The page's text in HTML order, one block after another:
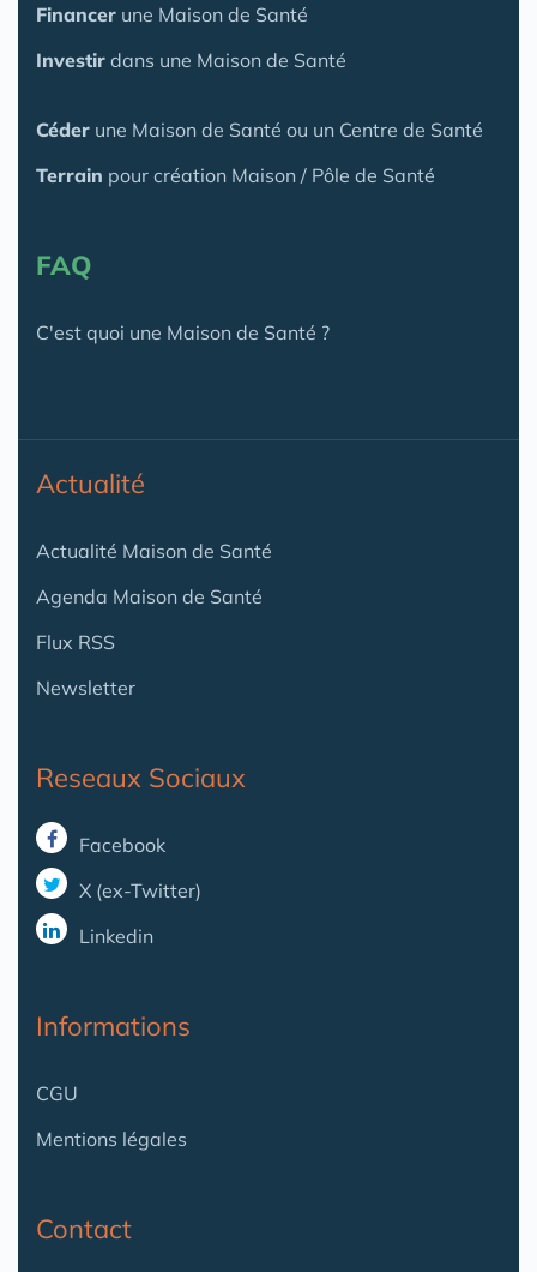
Financer une Maison de Santé
Investir dans une Maison de Santé
Céder une Maison de Santé ou un Centre de Santé
Terrain pour création Maison / Pôle de Santé
FAQ
C'est quoi une Maison de Santé ?
Actualité
Actualité Maison de Santé
Agenda Maison de Santé
Flux RSS
Newsletter
Reseaux Sociaux
Facebook
X (ex-Twitter)
Linkedin
Informations
CGU
Mentions légales
Contact